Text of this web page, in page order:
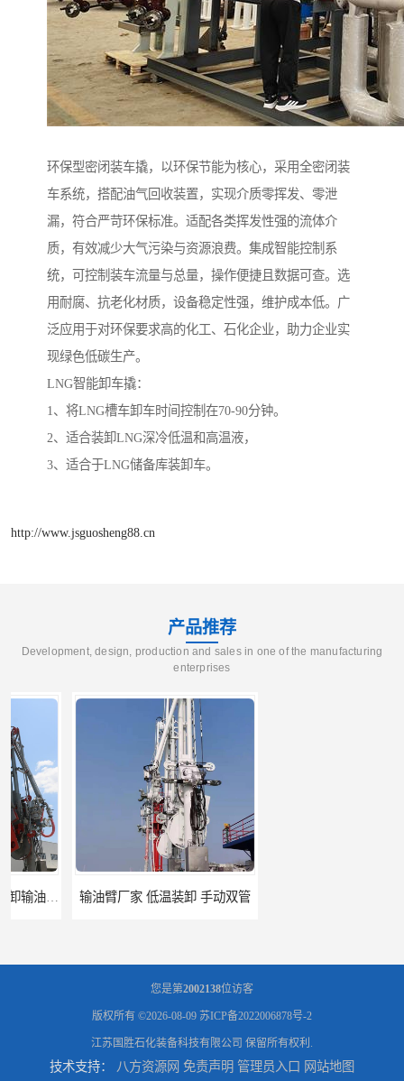
环保型密闭装车撬，以环保节能为核心，采用全密闭装
车系统，搭配油气回收装置，实现介质零挥发、零泄
漏，符合严苛环保标准。适配各类挥发性强的流体介
质，有效减少大气污染与资源浪费。集成智能控制系
统，可控制装车流量与总量，操作便捷且数据可查。选
用耐腐、抗老化材质，设备稳定性强，维护成本低。广
泛应用于对环保要求高的化工、石化企业，助力企业实
现绿色低碳生产。
LNG智能卸车撬：
1、将LNG槽车卸车时间控制在70-90分钟。
2、适合装卸LNG深冷低温和高温液，
3、适合于LNG储备库装卸车。
http://www.jsguosheng88.cn
产品推荐
Development, design, production and sales in one of the manufacturing
enterprises
输油臂厂家 低温装卸 手动双管
您是第2002138位访客
版权所有 ©2026-08-09 苏ICP备2022006878号-2
江苏国胜石化装备科技有限公司 保留所有权利.
技术支持： 八方资源网 免责声明 管理员入口 网站地图